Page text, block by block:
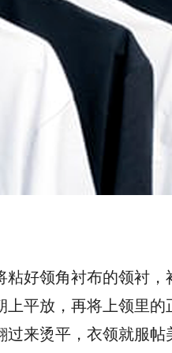
好领角衬布的领衬
平放，再将上领里
来烫平，衣领就服帖